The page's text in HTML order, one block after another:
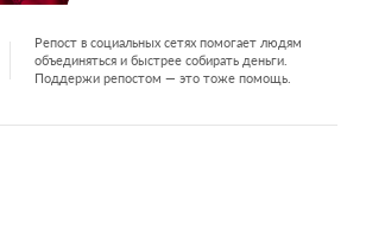
LinkedInРепост в социальных сетях помогает людям
объединяться и быстрее собирать деньги.
Поддержи репостом — это тоже помощь.